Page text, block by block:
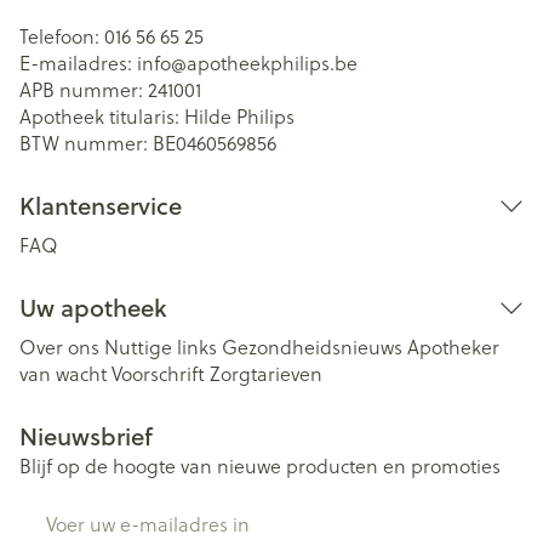
Telefoon: 016 56 65 25
E-mailadres: info@apotheekphilips.be
APB nummer: 241001
Apotheek titularis: Hilde Philips
BTW nummer: BE0460569856
Klantenservice
FAQ
Uw apotheek
Over ons Nuttige links Gezondheidsnieuws Apotheker
van wachtVoorschriftZorgtarieven
Nieuwsbrief
Blijf op de hoogte van nieuwe producten en promoties